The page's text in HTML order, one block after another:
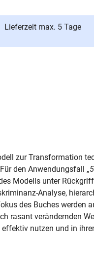
Lieferzeit max. 5 Tage
zur Transformation
den Anwendungsfall „
Modells unter
Analyse,
des Buches werden
rasant verändernden
nutzen und in